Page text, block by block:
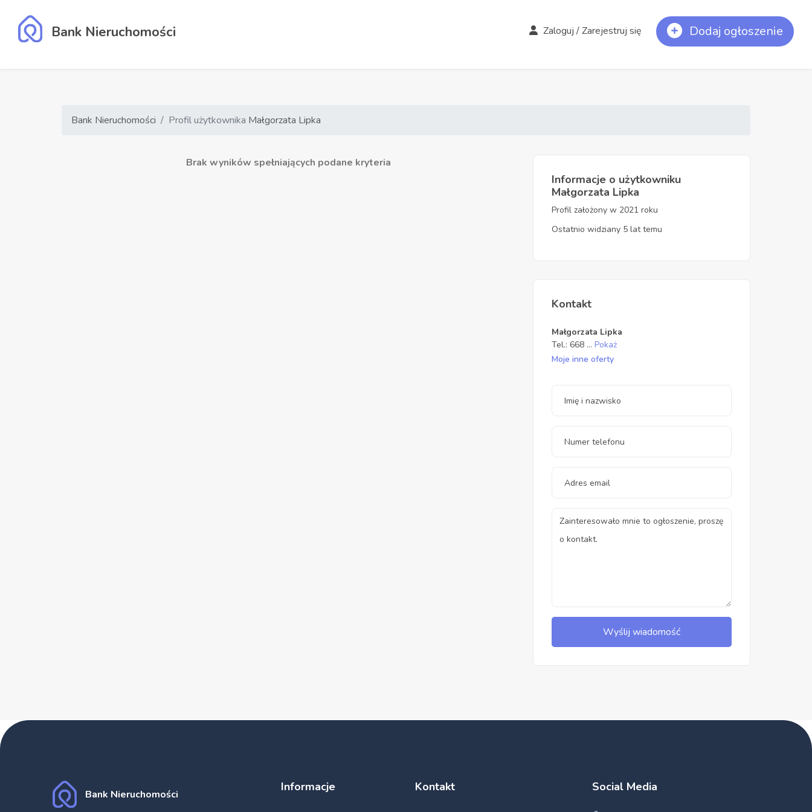
Bank Nieruchomości Zaloguj / Zarejestruj się Dodaj ogłoszenie
Bank Nieruchomości Profil użytkownika Małgorzata Lipka
Brak wyników spełniających podane kryteria
Informacje o użytkowniku
Małgorzata Lipka
Profil założony w 2021 roku
Ostatnio widziany 5 lat temu
Kontakt
Małgorzata Lipka
Tel.: 668 ... Pokaż
Moje inne oferty
Wyślij wiadomość
Bank Nieruchomości
Informacje Kontakt Social Media